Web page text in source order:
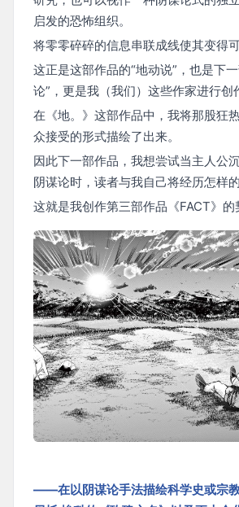
启发的恐怖组织。
将零零碎碎的信息串联成线使其变得
这正是这部作品的“地动说”，也是下
论”，更是我（我们）这些作家进行创
在《地。》这部作品中，我将那股狂
众接受的形式描绘了出来。
因此下一部作品，我想尝试当主人公
阴谋论时，读者与我自己将经历怎样
这就是我创作第三部作品《FACT》的
——在以阴谋论手法描绘科学史或宗